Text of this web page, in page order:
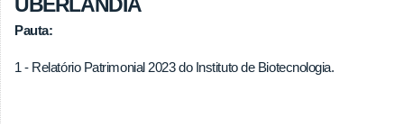
Pauta:
1 - Relatório Patrimonial 2023 do Instituto de Biotecnologia.